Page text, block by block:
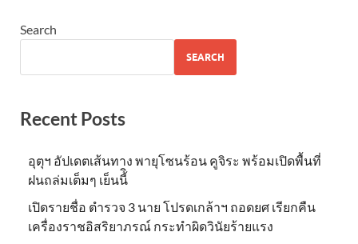
Search
SEARCH
Recent Posts
อุตุฯ อัปเดตเส้นทาง พายุโซนร้อน คูจิระ พร้อมเปิดพื้นที่
ฝนถล่มเต็มๆ เย็นนี้ิ
เปิดรายชื่อ ตำรวจ 3 นาย โปรดเกล้าฯ ถอดยศ เรียกคืน
เครื่องราชอิสริยาภรณ์ กระทำผิดวินัยร้ายแรง